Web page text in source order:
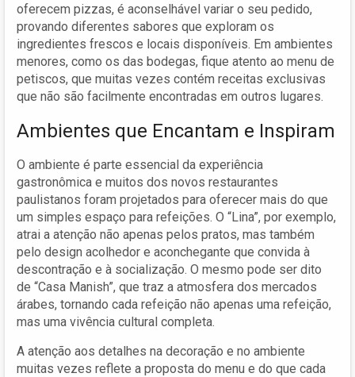
oferecem pizzas, é aconselhável variar o seu pedido,
provando diferentes sabores que exploram os
ingredientes frescos e locais disponíveis. Em ambientes
menores, como os das bodegas, fique atento ao menu de
petiscos, que muitas vezes contém receitas exclusivas
que não são facilmente encontradas em outros lugares.
Ambientes que Encantam e Inspiram
O ambiente é parte essencial da experiência
gastronômica e muitos dos novos restaurantes
paulistanos foram projetados para oferecer mais do que
um simples espaço para refeições. O “Lina”, por exemplo,
atrai a atenção não apenas pelos pratos, mas também
pelo design acolhedor e aconchegante que convida à
descontração e à socialização. O mesmo pode ser dito
de “Casa Manish”, que traz a atmosfera dos mercados
árabes, tornando cada refeição não apenas uma refeição,
mas uma vivência cultural completa.
A atenção aos detalhes na decoração e no ambiente
muitas vezes reflete a proposta do menu e do que cada